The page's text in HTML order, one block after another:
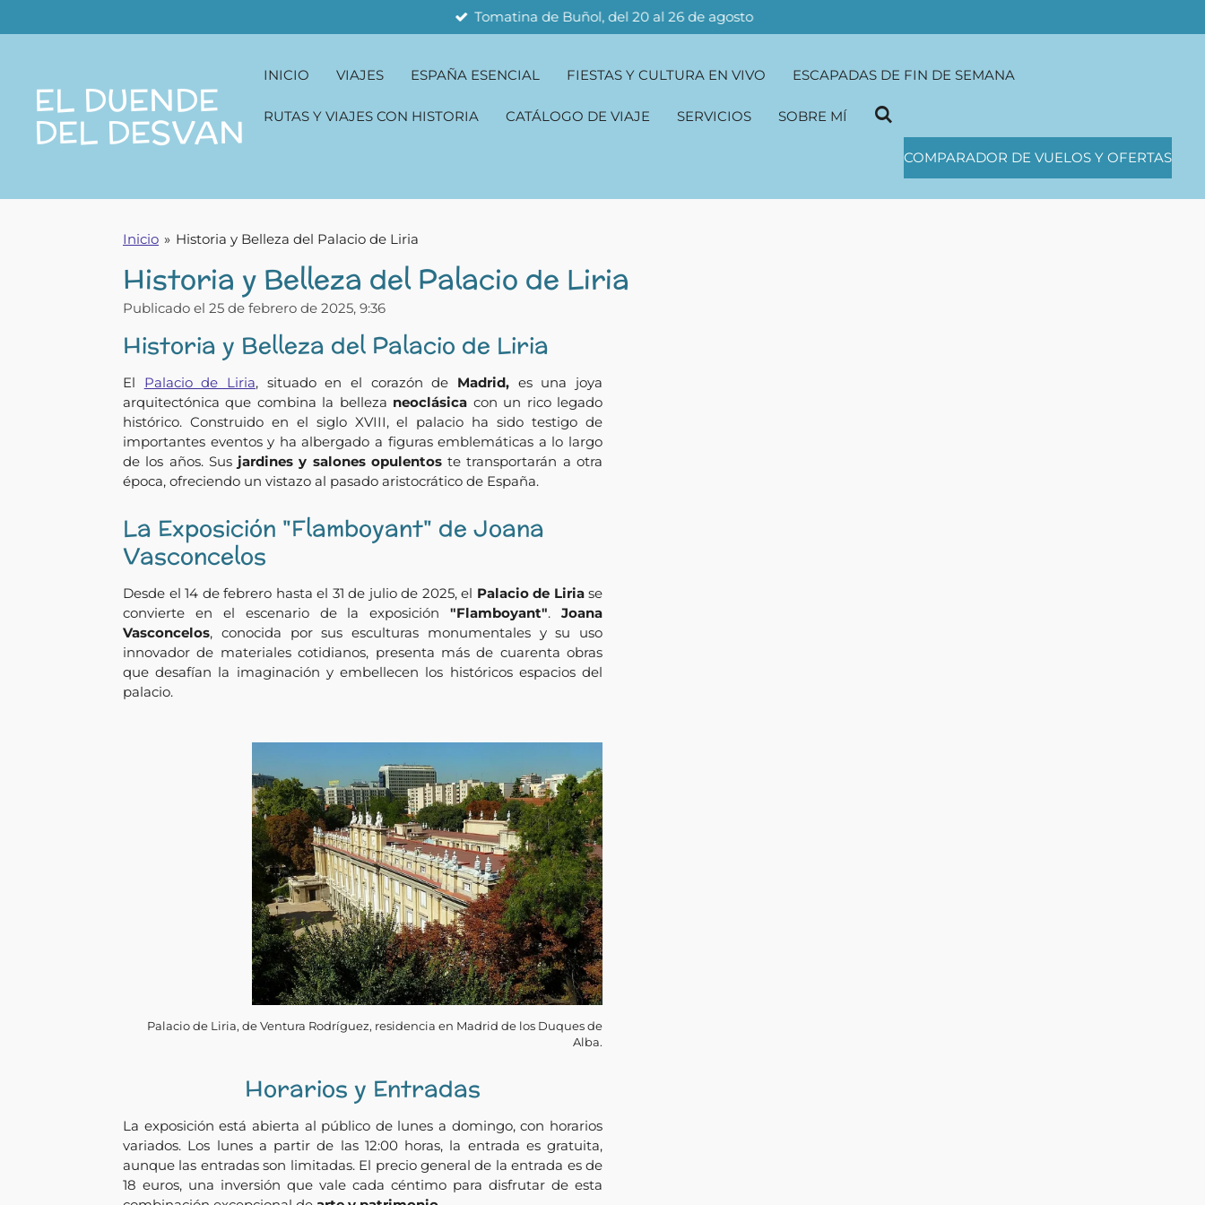
al
Tomatina de Buñol, del 20 al 26 de agosto
EL DUENDE
DEL DESVAN
INICIO VIAJES ESPAÑA ESENCIAL FIESTAS Y CULTURA EN VIVO ESCAPADAS DE FIN DE SEMANA
RUTAS Y VIAJES CON HISTORIA CATÁLOGO DE VIAJE SERVICIOS SOBRE MÍ
COMPARADOR DE VUELOS Y OFERTAS
Inicio » Historia y Belleza del Palacio de Liria
Historia y Belleza del Palacio de Liria
Publicado el 25 de febrero de 2025, 9:36
Historia y Belleza del Palacio de Liria
El Palacio de Liria, situado en el corazón de Madrid, es una joya
arquitectónica que combina la belleza neoclásica con un rico legado
histórico. Construido en el siglo XVIII, el palacio ha sido testigo de
importantes eventos y ha albergado a figuras emblemáticas a lo largo
de los años. Sus jardines y salones opulentoste transportarán a otra
época, ofreciendo un vistazo al pasado aristocrático de España.
La Exposición "Flamboyant" de Joana
Vasconcelos
Desde el 14 de febrero hasta el 31 de julio de 2025, el Palacio de Liriase
convierte en el escenario de la exposición"Flamboyant". Joana
Vasconcelos, conocida por sus esculturas monumentales y su uso
innovador de materiales cotidianos, presenta más de cuarenta obras
que desafían la imaginación y embellecen los históricos espacios del
palacio.
Palacio de Liria, de Ventura Rodríguez, residencia en Madrid de los Duques de
Alba.
Horarios y Entradas
La exposición está abierta al público de lunes a domingo, con horarios
variados. Los lunes a partir de las 12:00 horas, la entrada es gratuita,
aunque las entradas son limitadas. El precio general de la entrada es de
18 euros, una inversión que vale cada céntimo para disfrutar de esta